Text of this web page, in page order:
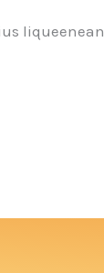
liqueenean